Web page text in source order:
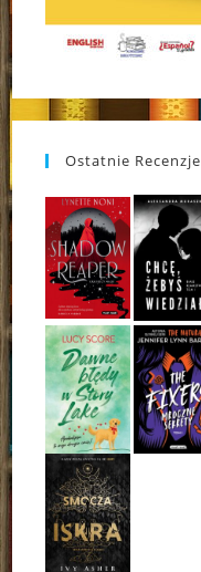
Ostatnie Recenzje